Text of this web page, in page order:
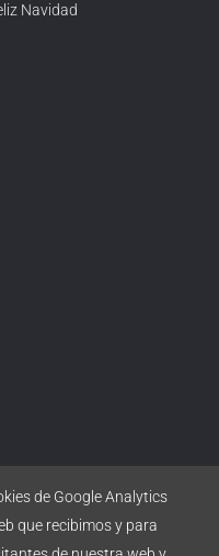
Navidad
de Google Analytics
que recibimos y para